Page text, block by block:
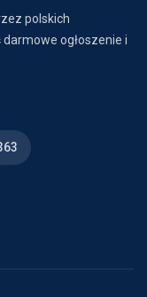
polskich
ogłoszenie i